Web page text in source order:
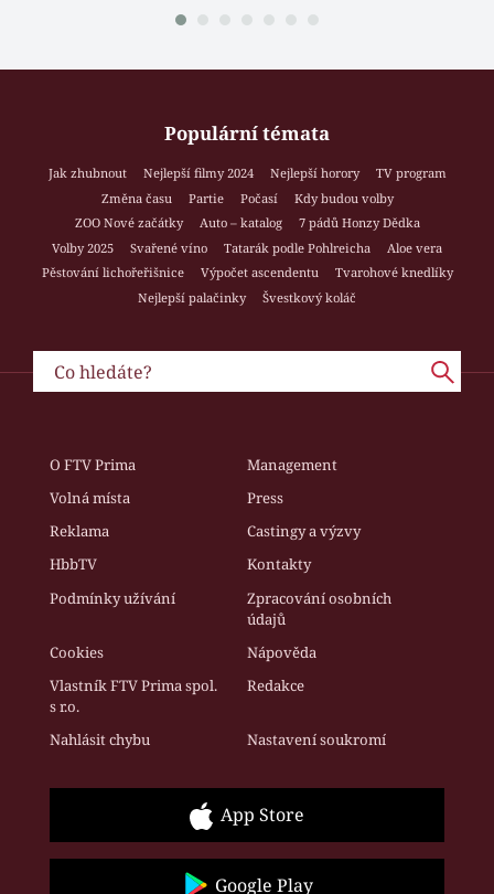
Populární témata
Jak zhubnout Nejlepší filmy 2024 Nejlepší horory
TV program
Změna času
Partie Počasí
Kdy budou volby
ZOO Nové začátky
Auto – katalog
7 pádů Honzy Dědka
Volby 2025
Svařené víno Tatarák podle Pohlreicha
Aloe vera
Pěstování lichořeřišnice
Výpočet ascendentu
Tvarohové knedlíky
Nejlepší palačinky
Švestkový koláč
O FTV Prima
Management
Volná místa
Press
Reklama
Castingy a výzvy
HbbTV
Kontakty
Podmínky užívání
Zpracování osobních
údajů
Cookies
Nápověda
Vlastník FTV Prima spol.
s r.o.
Redakce
Nahlásit chybu Nastavení soukromí
App Store
Google Play